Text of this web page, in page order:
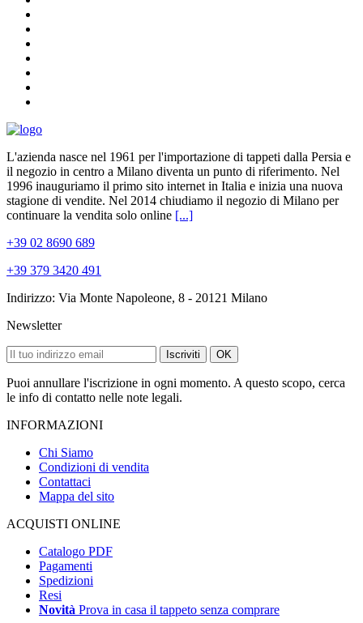
L'azienda nasce nel 1961 per l'importazione di tappeti dalla Persia e
il negozio in centro a Milano diventa un punto di riferimento. Nel
1996 inauguriamo il primo sito internet in Italia e inizia una nuova
stagione di vendite. Nel 2014 chiudiamo il negozio di Milano per
continuare la vendita solo online [...]
+39 02 8690 689
+39 379 3420 491
Indirizzo: Via Monte Napoleone, 8 - 20121 Milano
Newsletter
Iscriviti OK
Puoi annullare l'iscrizione in ogni momento. A questo scopo, cerca
le info di contatto nelle note legali.
INFORMAZIONI
Chi Siamo
Condizioni di vendita
Contattaci
Mappa del sito
ACQUISTI ONLINE
Catalogo PDF
Pagamenti
Spedizioni
Resi
Novità Prova in casa il tappeto senza comprare